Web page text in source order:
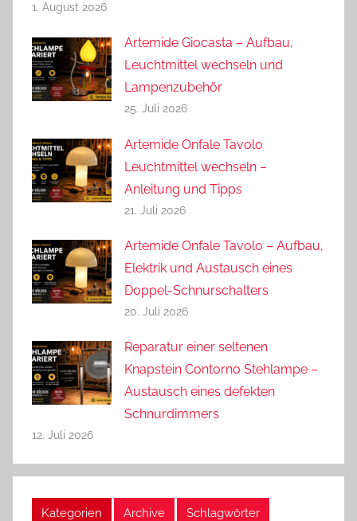
1. August 2026
Artemide Giocasta – Aufbau,
Leuchtmittel wechseln und
Lampenzubehör
25. Juli 2026
Artemide Onfale Tavolo
Leuchtmittel wechseln –
Anleitung und Tipps
21. Juli 2026
Artemide Onfale Tavolo – Aufbau,
Elektrik und Austausch eines
Doppel-Schnurschalters
20. Juli 2026
Reparatur einer seltenen
Knapstein Contorno Stehlampe –
Austausch eines defekten
Schnurdimmers
12. Juli 2026
Kategorien Archive Schlagwörter